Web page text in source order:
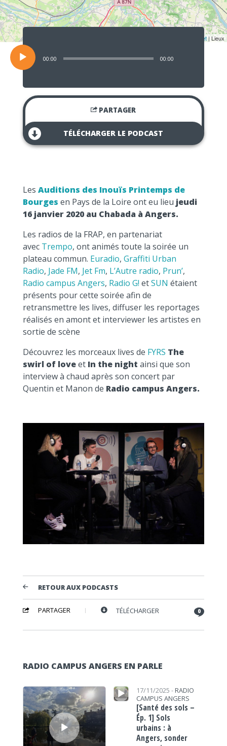
Leaflet | Lieux
Lecteur
audio
00:00 00:00
PARTAGER
TÉLÉCHARGER LE PODCAST
Les Auditions des Inouïs Printemps de
Bourges en Pays de la Loire ont eu lieu jeudi
16 janvier 2020 au Chabada à Angers.
Les radios de la FRAP, en partenariat
avec Trempo, ont animés toute la soirée un
plateau commun. Euradio, Graffiti Urban
Radio, Jade FM, Jet Fm, L’Autre radio, Prun’,
Radio campus Angers, Radio G! etSUN étaient
présents pour cette soirée afin de
retransmettre les lives, diffuser les reportages
réalisés en amont et interviewer les artistes en
sortie de scène
Découvrez les morceaux lives de FYRS The
swirl of loveet In the night ainsi que son
interview à chaud après son concert par
Quentin et Manon de Radio campus Angers.
RETOUR AUX PODCASTS
PARTAGER TÉLÉCHARGER 0
RADIO CAMPUS ANGERS EN PARLE
Lecteur audio
Lecteur audio 17/11/2025 - RADIO
CAMPUS ANGERS
[Santé des sols –
Ép. 1] Sols
urbains : à
Angers, sonder